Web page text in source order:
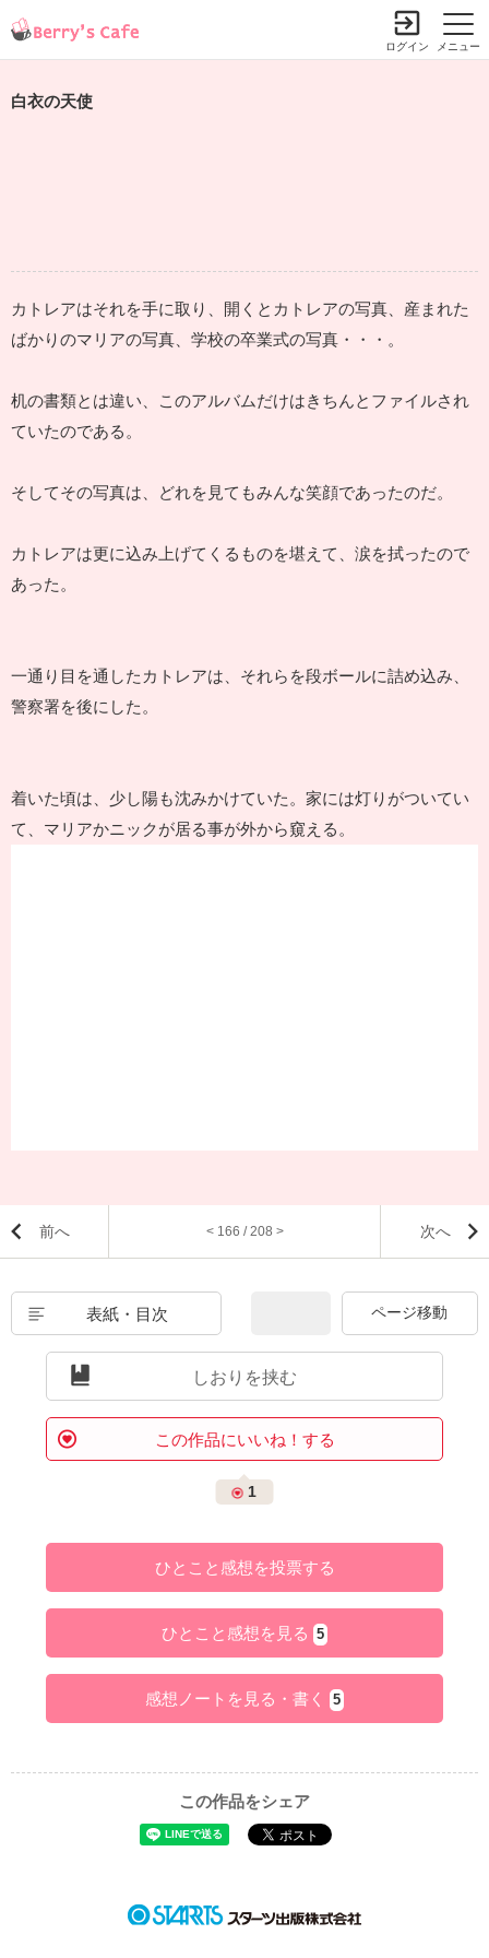
メニュー
ログイン
白衣の天使
カトレアはそれを手に取り、開くとカトレアの写真、産まれた
ばかりのマリアの写真、学校の卒業式の写真・・・。
机の書類とは違い、このアルバムだけはきちんとファイルされ
ていたのである。
そしてその写真は、どれを見てもみんな笑顔であったのだ。
カトレアは更に込み上げてくるものを堪えて、涙を拭ったので
あった。
一通り目を通したカトレアは、それらを段ボールに詰め込み、
警察署を後にした。
着いた頃は、少し陽も沈みかけていた。家には灯りがついてい
て、マリアかニックが居る事が外から窺える。
前へ < 166 / 208 > 次へ
表紙・目次
しおりを挟む
この作品にいいね！する
1
ひとこと感想を投票する
ひとこと感想を見る 5
感想ノートを見る・書く 5
この作品をシェア